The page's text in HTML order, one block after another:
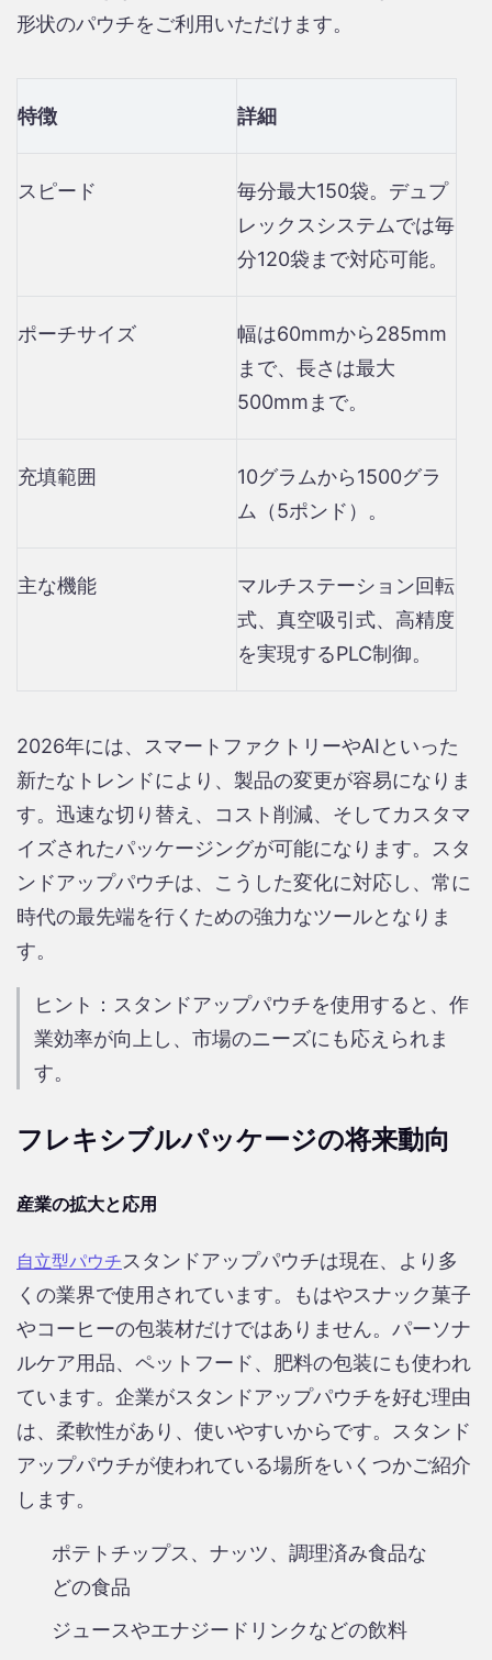
形状のパウチをご利用いただけます。
特徴 詳細
スピード
毎分最大150袋。デュプ
レックスシステムでは毎
分120袋まで対応可能。
ポーチサイズ
幅は60mmから285mm
まで、長さは最大
500mmまで。
充填範囲
10グラムから1500グラ
ム（5ポンド）。
主な機能
マルチステーション回転
式、真空吸引式、高精度
を実現するPLC制御。
2026年には、スマートファクトリーやAIといった
新たなトレンドにより、製品の変更が容易になりま
す。迅速な切り替え、コスト削減、そしてカスタマ
イズされたパッケージングが可能になります。スタ
ンドアップパウチは、こうした変化に対応し、常に
時代の最先端を行くための強力なツールとなりま
す。
ヒント：スタンドアップパウチを使用すると、作
業効率が向上し、市場のニーズにも応えられま
す。
フレキシブルパッケージの将来動向
産業の拡大と応用
自立型パウチ スタンドアップパウチは現在、より多
くの業界で使用されています。もはやスナック菓子
やコーヒーの包装材だけではありません。パーソナ
ルケア用品、ペットフード、肥料の包装にも使われ
ています。企業がスタンドアップパウチを好む理由
は、柔軟性があり、使いやすいからです。スタンド
アップパウチが使われている場所をいくつかご紹介
します。
ポテトチップス、ナッツ、調理済み食品な
どの食品
ジュースやエナジードリンクなどの飲料